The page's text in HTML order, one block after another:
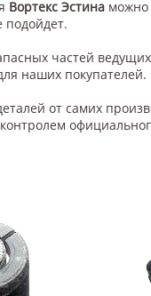
Вортекс Эстина можно
подойдет.
частей
наших покупателей.
от самих